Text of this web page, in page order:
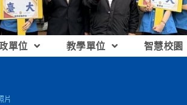
單位 教學單位 智慧校園
片